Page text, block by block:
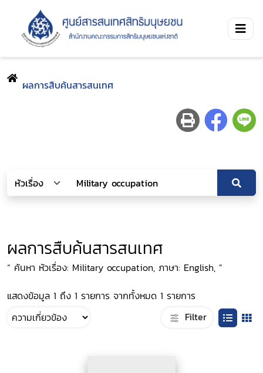
ผลการสืบค้นสารสนเทศ
ผลการสืบค้นสารสนเทศ
“ ค้นหา หัวเรื่อง: Military occupation, ภาษา: English, ”
แสดงข้อมูล 1 ถึง 1 รายการ จากทั้งหมด 1 รายการ
Filter